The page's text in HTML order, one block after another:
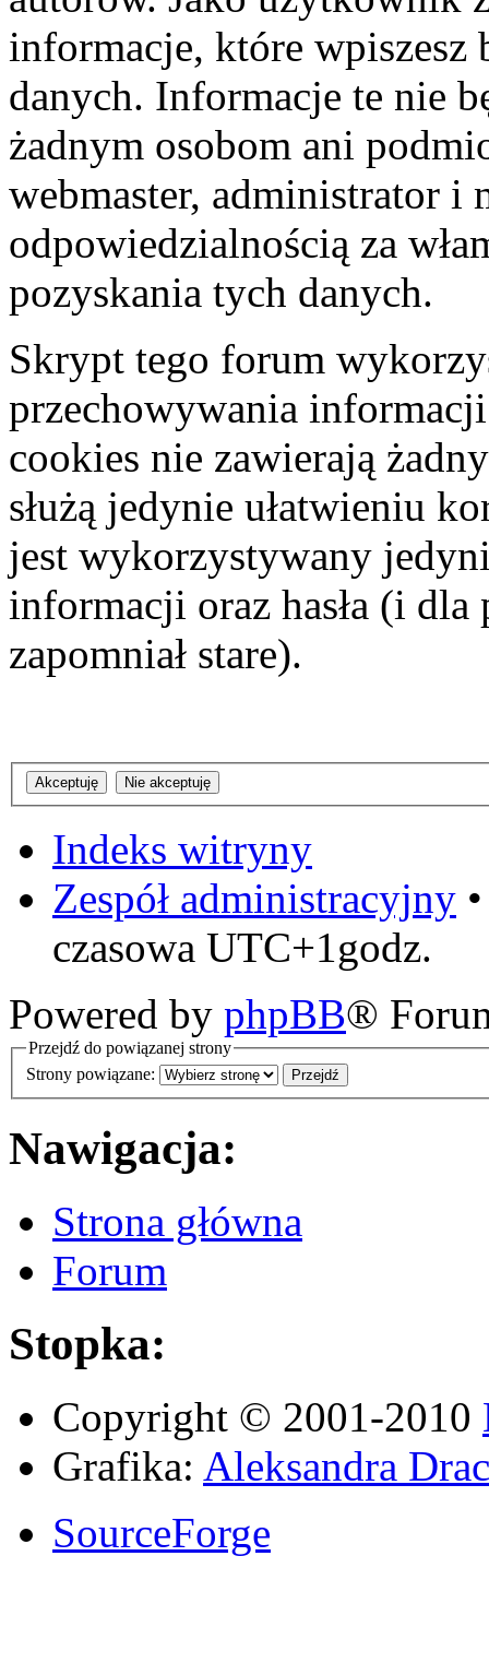
informacje, które wpiszesz
danych. Informacje te nie
żadnym osobom ani
webmaster, administrator i
odpowiedzialnością za
pozyskania tych danych.
Skrypt tego forum
przechowywania
cookies nie zawierają
służą jedynie ułatwieniu
jest wykorzystywany
informacji oraz hasła (i dla
zapomniał stare).
Indeks witryny
Zespół administracyjny
czasowa UTC+1godz.
Powered by phpBB®
Przejdź do powiązanej strony
Strony powiązane:
Nawigacja:
Strona główna
Forum
Stopka:
Copyright © 2001-2010
Grafika: Aleksandra
SourceForge